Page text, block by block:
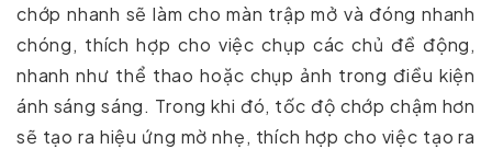
chớp nhanh sẽ làm cho màn trập mở và đóng nhanh
chóng, thích hợp cho việc chụp các chủ đề động,
nhanh như thể thao hoặc chụp ảnh trong điều kiện
ánh sáng sáng. Trong khi đó, tốc độ chớp chậm hơn
sẽ tạo ra hiệu ứng mờ nhẹ, thích hợp cho việc tạo ra